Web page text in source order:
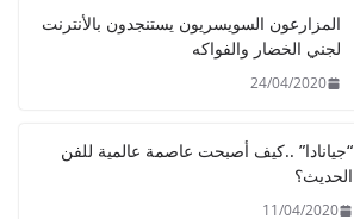
المزارعون السويسريون يستنجدون بالأنترنت
لجني الخضار والفواكه
24/04/2020
“جيانادا” ..كيف أصبحت عاصمة عالمية للفن
الحديث؟
11/04/2020